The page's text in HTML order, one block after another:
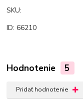
SKU:
ID: 66210
Hodnotenie 5
Pridať hodnotenie